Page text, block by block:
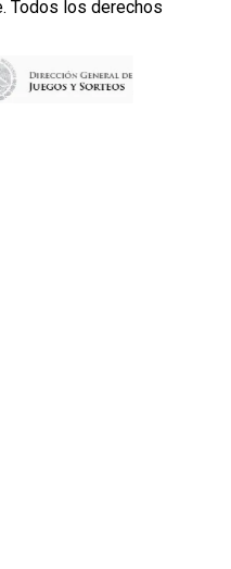
Todos los derechos